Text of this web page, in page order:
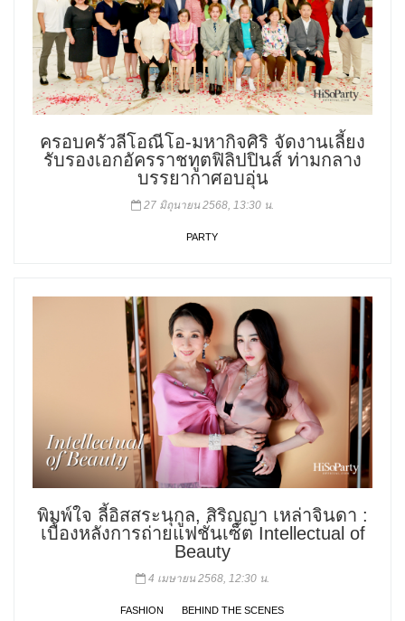
ครอบครัวลีโอณีโอ-มหากิจศิริ จัดงานเลี้ยง
รับรองเอกอัครราชทูตฟิลิปปินส์ ท่ามกลาง
บรรยากาศอบอุ่น
27 มิถุนายน 2568, 13:30 น.
PARTY
พิมพ์ใจ ลี้อิสสระนุกูล, สิริญญา เหล่าจินดา :
เบื้องหลังการถ่ายแฟชั่นเซ็ต Intellectual of
Beauty
4 เมษายน 2568, 12:30 น.
FASHION BEHIND THE SCENES